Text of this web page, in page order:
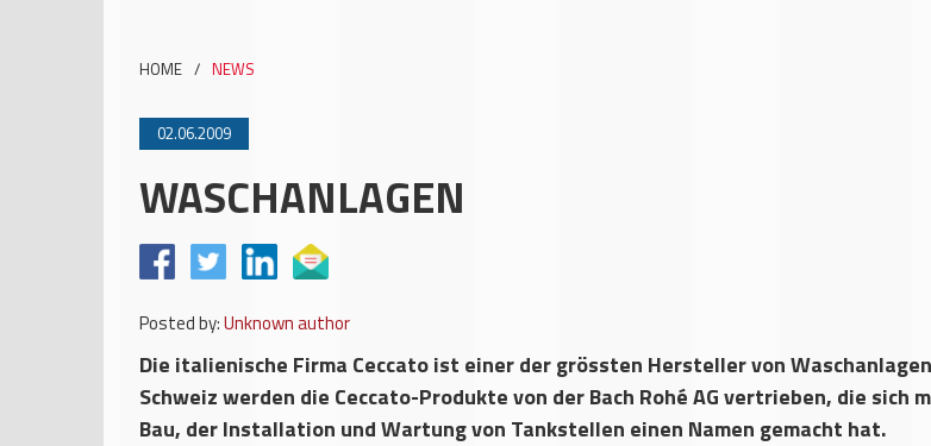
HOME / NEWS
02.06.2009
WASCHANLAGEN
Posted by:Unknown author
Die italienische Firma Ceccato ist einer der grössten Hersteller von
Schweiz werden die Ceccato-Produkte von der Bach Rohé AG vertrieben, die sich
Bau, der Installation und Wartung von Tankstellen einen Namen gemacht hat.